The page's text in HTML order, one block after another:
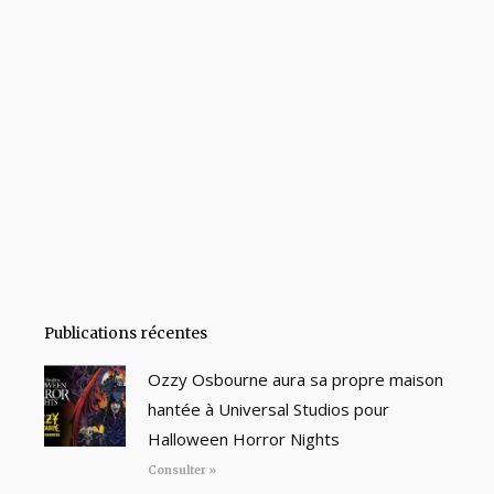
Publications récentes
Ozzy Osbourne aura sa propre maison
hantée à Universal Studios pour
Halloween Horror Nights
Consulter »